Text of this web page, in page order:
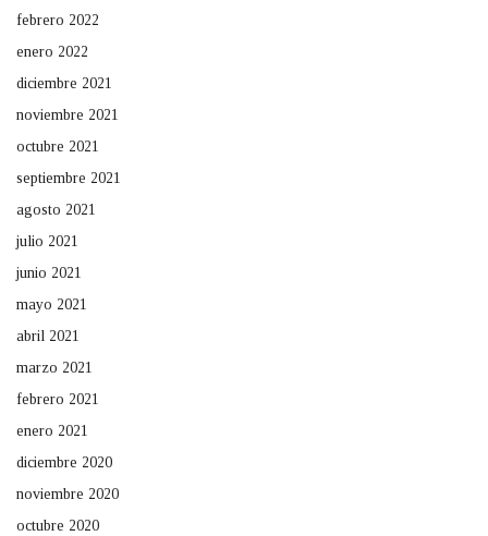
febrero 2022
enero 2022
diciembre 2021
noviembre 2021
octubre 2021
septiembre 2021
agosto 2021
julio 2021
junio 2021
mayo 2021
abril 2021
marzo 2021
febrero 2021
enero 2021
diciembre 2020
noviembre 2020
octubre 2020